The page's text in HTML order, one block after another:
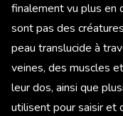
finalement vu plus en
sont pas des
peau translucide à
veines, des muscles
leur dos, ainsi que
utilisent pour saisir et